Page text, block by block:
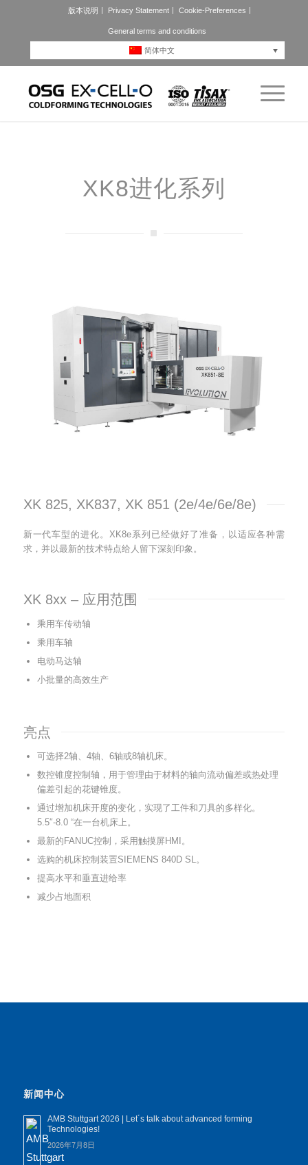
版本说明 Privacy Statement Cookie-Preferences
General terms and conditions
简体中文
XK8进化系列
XK 825, XK837, XK 851 (2e/4e/6e/8e)
新一代车型的进化。XK8e系列已经做好了准备，以适应各种需
求，并以最新的技术特点给人留下深刻印象。
XK 8xx – 应用范围
乘用车传动轴
乘用车轴
电动马达轴
小批量的高效生产
亮点
可选择2轴、4轴、6轴或8轴机床。
数控锥度控制轴，用于管理由于材料的轴向流动偏差或热处理
偏差引起的花键锥度。
通过增加机床开度的变化，实现了工件和刀具的多样化。
5.5″-8.0 “在一台机床上。
最新的FANUC控制，采用触摸屏HMI。
选购的机床控制装置SIEMENS 840D SL。
提高水平和垂直进给率
减少占地面积
新闻中心
AMB Stuttgart 2026 | Let´s talk about advanced forming
Technologies!
2026年7月8日